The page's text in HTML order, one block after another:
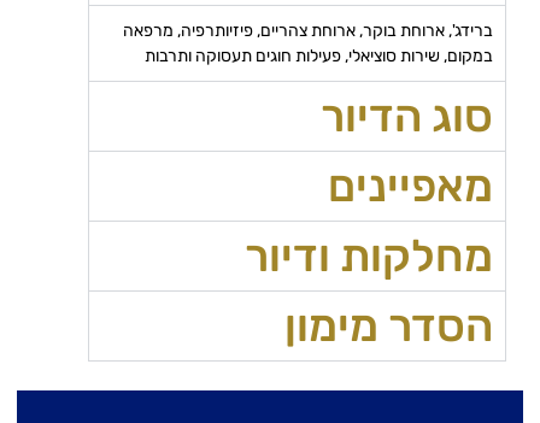
ברידג', ארוחת בוקר, ארוחת צהריים, פיזיותרפיה, מרפאה
במקום, שירות סוציאלי, פעילות חוגים תעסוקה ותרבות
סוג הדיור
מאפיינים
מחלקות ודיור
הסדר מימון